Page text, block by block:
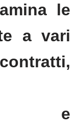
le
a vari
e